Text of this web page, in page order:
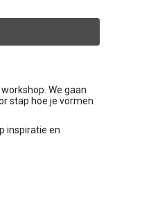
We gaan
stap hoe je vormen
inspiratie en